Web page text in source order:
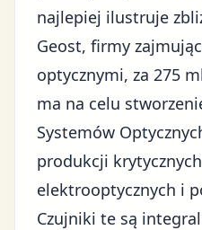
najlepiej ilustruje
Geost, firmy
optycznymi, za 275
ma na celu
Systemów
produkcji
elektrooptycznych i
Czujniki te są